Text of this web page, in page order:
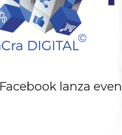
Facebook lanza